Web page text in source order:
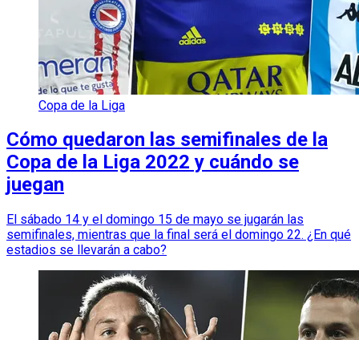
Copa de la Liga
Cómo quedaron las semifinales de la
Copa de la Liga 2022 y cuándo se
juegan
El sábado 14 y el domingo 15 de mayo se jugarán las
semifinales, mientras que la final será el domingo 22. ¿En qué
estadios se llevarán a cabo?